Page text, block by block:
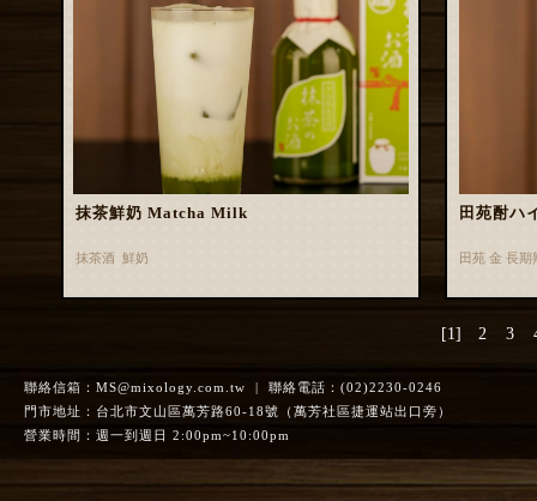
抹茶鮮奶 Matcha Milk
抹茶酒 鮮奶
田苑酎ハ
田苑 金 長
[1] 2 3
聯絡信箱： MS@mixology.com.tw | 聯絡電話：(02)2230-0246
門市地址：台北市文山區萬芳路60-18號（萬芳社區捷運站出口旁）
營業時間：週一到週日 2:00pm~10:00pm